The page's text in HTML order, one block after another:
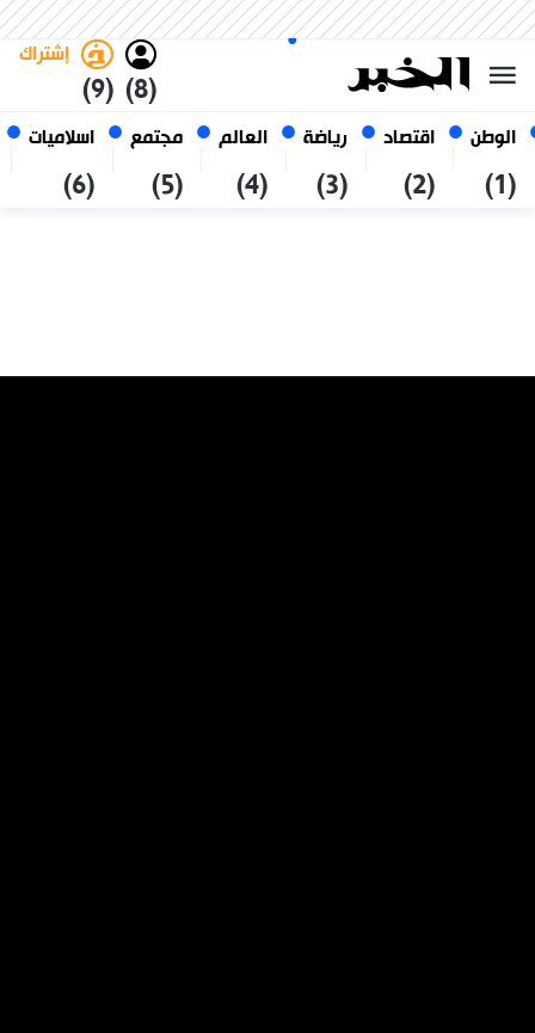
الوطن
(1)
اقتصاد
(2)
رياضة
(3)
العالم
(4)
مجتمع
(5)
اسلاميات
(6)
(8)
إشتراك
(9)
07 أغسطس 2026
الجزائر